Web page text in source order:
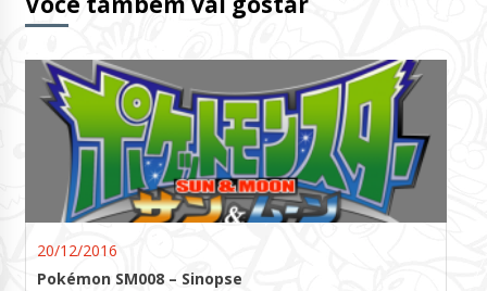
20/12/2016
Pokémon SM008 – Sinopse